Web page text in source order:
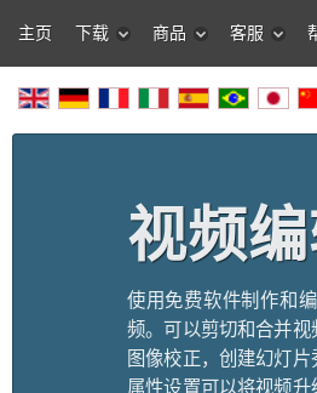
主页 下载 商品 客服
视频
使用免费软件制作和
频。可以剪切和合并
图像校正，创建幻灯
属性设置可以将视频